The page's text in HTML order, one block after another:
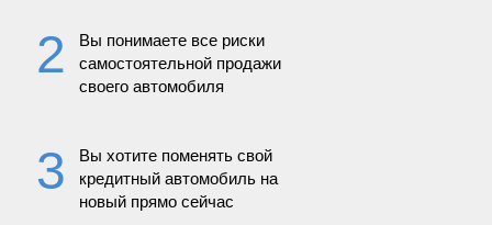
Вы понимаете все риски
самостоятельной продажи
своего автомобиля
Вы хотите поменять свой
кредитный автомобиль на
новый прямо сейчас
2
3